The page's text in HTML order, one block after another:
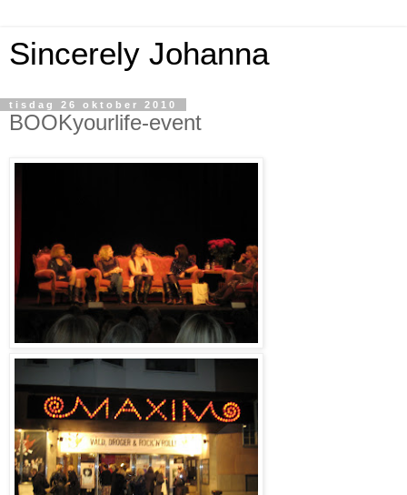
Sincerely Johanna
tisdag 26 oktober 2010
BOOKyourlife-event